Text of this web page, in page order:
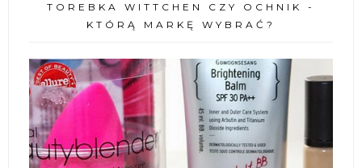
TOREBKA WITTCHEN CZY OCHNIK -
KTÓRĄ MARKĘ WYBRAĆ?